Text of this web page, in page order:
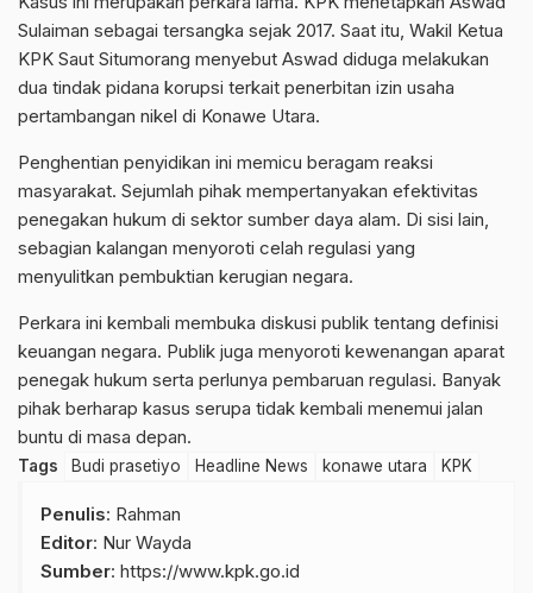
Sulaiman sebagai tersangka sejak 2017. Saat itu, Wakil Ketua
KPK Saut Situmorang menyebut Aswad diduga melakukan
dua tindak pidana korupsi terkait penerbitan izin usaha
pertambangan nikel di Konawe Utara.
Penghentian penyidikan ini memicu beragam reaksi
masyarakat. Sejumlah pihak mempertanyakan efektivitas
penegakan hukum di sektor sumber daya alam. Di sisi lain,
sebagian kalangan menyoroti celah regulasi yang
menyulitkan pembuktian kerugian negara.
Perkara ini kembali membuka diskusi publik tentang definisi
keuangan negara. Publik juga menyoroti kewenangan aparat
penegak hukum serta perlunya pembaruan regulasi. Banyak
pihak berharap kasus serupa tidak kembali menemui jalan
buntu di masa depan.
Tags Budi prasetiyo Headline News konawe utara KPK
Penulis: Rahman
Editor: Nur Wayda
Sumber: https://www.kpk.go.id